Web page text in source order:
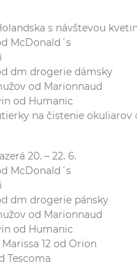
s návštevou
McDonald´s
dm drogerie dámsky
od Marionnaud
od Humanic
na čistenie okuliarov
20. – 22. 6.
McDonald´s
dm drogerie pánsky
od Marionnaud
od Humanic
12 od Orion
Tescoma